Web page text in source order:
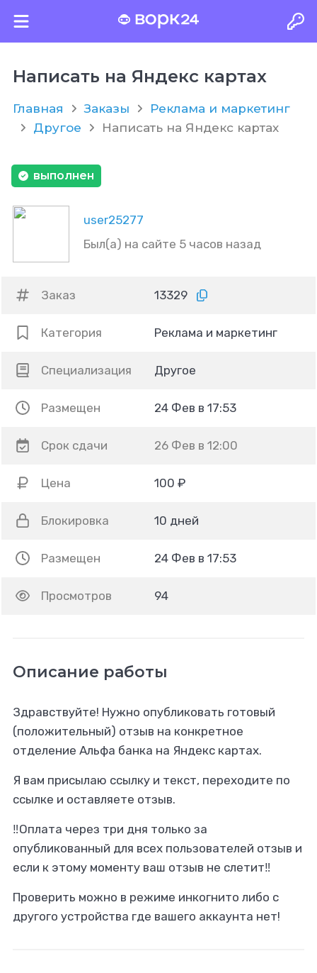
Написать на Яндекс картах
Главная Заказы
Реклама и маркетинг
Другое
Написать на Яндекс картах
user25277
Был(а) на сайте 5 часов назад
выполнен
Заказ 13329
Категория Реклама и маркетинг
Специализация Другое
Размещен 24 Фев в 17:53
Срок сдачи 26 Фев в 12:00
Цена 100 ₽
Блокировка 10 дней
Размещен 24 Фев в 17:53
Просмотров 94
Описание работы
Здравствуйте! Нужно опубликовать готовый
(положительный) отзыв на конкретное
отделение Альфа банка на Яндекс картах.
Я вам присылаю ссылку и текст, переходите по
ссылке и оставляете отзыв.
‼️Оплата через три дня только за
опубликованный для всех пользователей отзыв и
если к этому моменту ваш отзыв не слетит‼️
Проверить можно в режиме инкогнито либо с
другого устройства где вашего аккаунта нет!